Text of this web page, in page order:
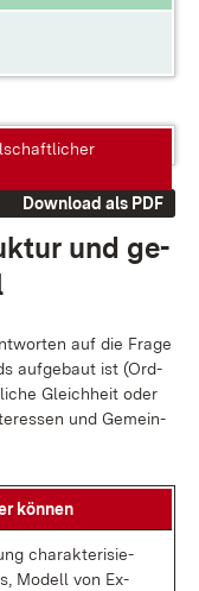
Download als PDF
und ge­
auf die Fra­ge
auf­ge­baut ist (Ord­
Gleich­heit oder
und Ge­mein­
kön­nen
cha­rak­te­ri­sie­
Mo­dell von Ex­